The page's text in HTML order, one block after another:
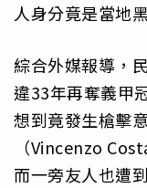
人身分竟是當地
綜合外媒報導，
違33年再奪義甲
想到竟發生槍擊
（Vincenzo
而一旁友人也遭